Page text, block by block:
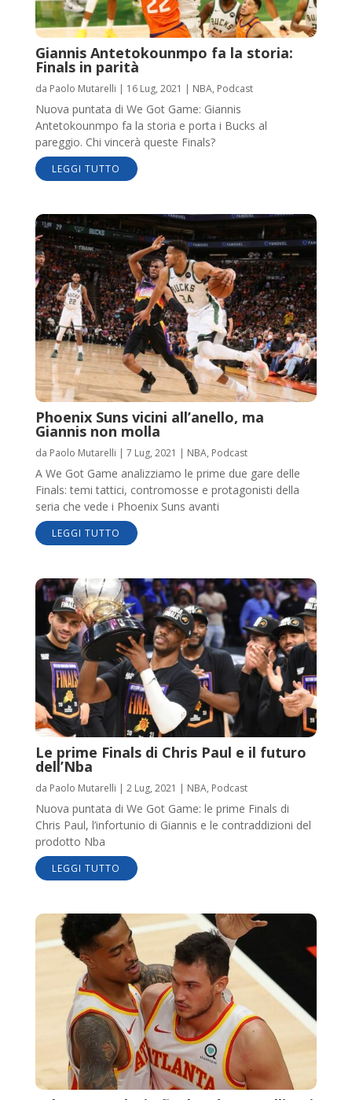
Giannis Antetokounmpo fa la storia:
Finals in parità
da Paolo Mutarelli | 16 Lug, 2021 | NBA, Podcast
Nuova puntata di We Got Game: Giannis
Antetokounmpo fa la storia e porta i Bucks al
pareggio. Chi vincerà queste Finals?
LEGGI TUTTO
Phoenix Suns vicini all’anello, ma
Giannis non molla
da Paolo Mutarelli | 7 Lug, 2021 | NBA, Podcast
A We Got Game analizziamo le prime due gare delle
Finals: temi tattici, contromosse e protagonisti della
seria che vede i Phoenix Suns avanti
LEGGI TUTTO
Le prime Finals di Chris Paul e il futuro
dell’Nba
da Paolo Mutarelli | 2 Lug, 2021 | NBA, Podcast
Nuova puntata di We Got Game: le prime Finals di
Chris Paul, l’infortunio di Giannis e le contraddizioni del
prodotto Nba
LEGGI TUTTO